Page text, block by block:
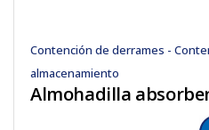
Contención de derrames -
almacenamiento